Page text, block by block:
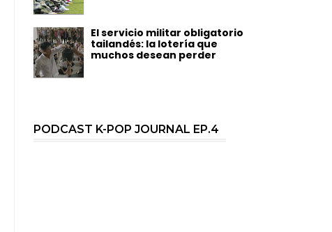
El servicio militar obligatorio
tailandés: la lotería que
muchos desean perder
PODCAST K-POP JOURNAL EP.4